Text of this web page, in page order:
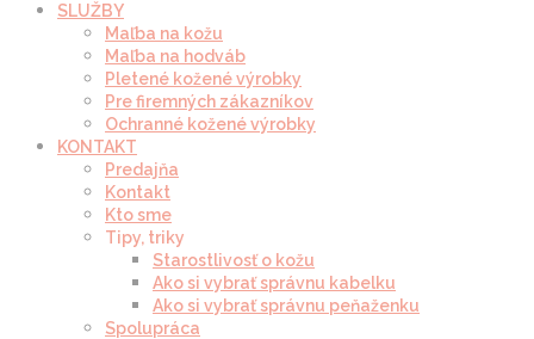
SLUŽBY
Maľba na kožu
Maľba na hodváb
Pletené kožené výrobky
Pre firemných zákazníkov
Ochranné kožené výrobky
KONTAKT
Predajňa
Kontakt
Kto sme
Tipy, triky
Starostlivosť o kožu
Ako si vybrať správnu kabelku
Ako si vybrať správnu peňaženku
Spolupráca